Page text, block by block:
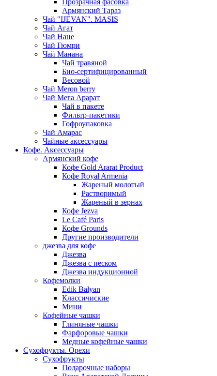
Прозрачная фасовка
Армянский Тараз
Чай "IJEVAN". MASIS
Чай Агат
Чай Нане
Чай Гюмри
Чай Манана
Чай травяной
Био-сертифицированный
Весовой
Чай Meron berry
Чай Мега Арарат
Чай в пакете
Фильтр-пакетики
Гофроупаковка
Чай Амарас
Чайные аксессуары
Кофе. Аксессуары
Армянский кофе
Кофе Gold Ararat Product
Кофе Royal Armenia
Жареный молотый
Растворимый
Жареный в зернах
Кофе Jezva
Le Café Paris
Кофе Grounds
Другие производители
джезва для кофе
Джезва
Джезва с песком
Джезва индукционной
Кофемолки
Edik Balyan
Классичиские
Мини
Кофейные чашки
Глиняные чашки
Фарфоровые чашки
Медные кофейные чашки
Сухофрукты. Орехи
Сухофрукты
Подарочные наборы